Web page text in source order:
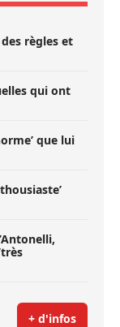
des règles et
qui ont
que lui
+ d'infos